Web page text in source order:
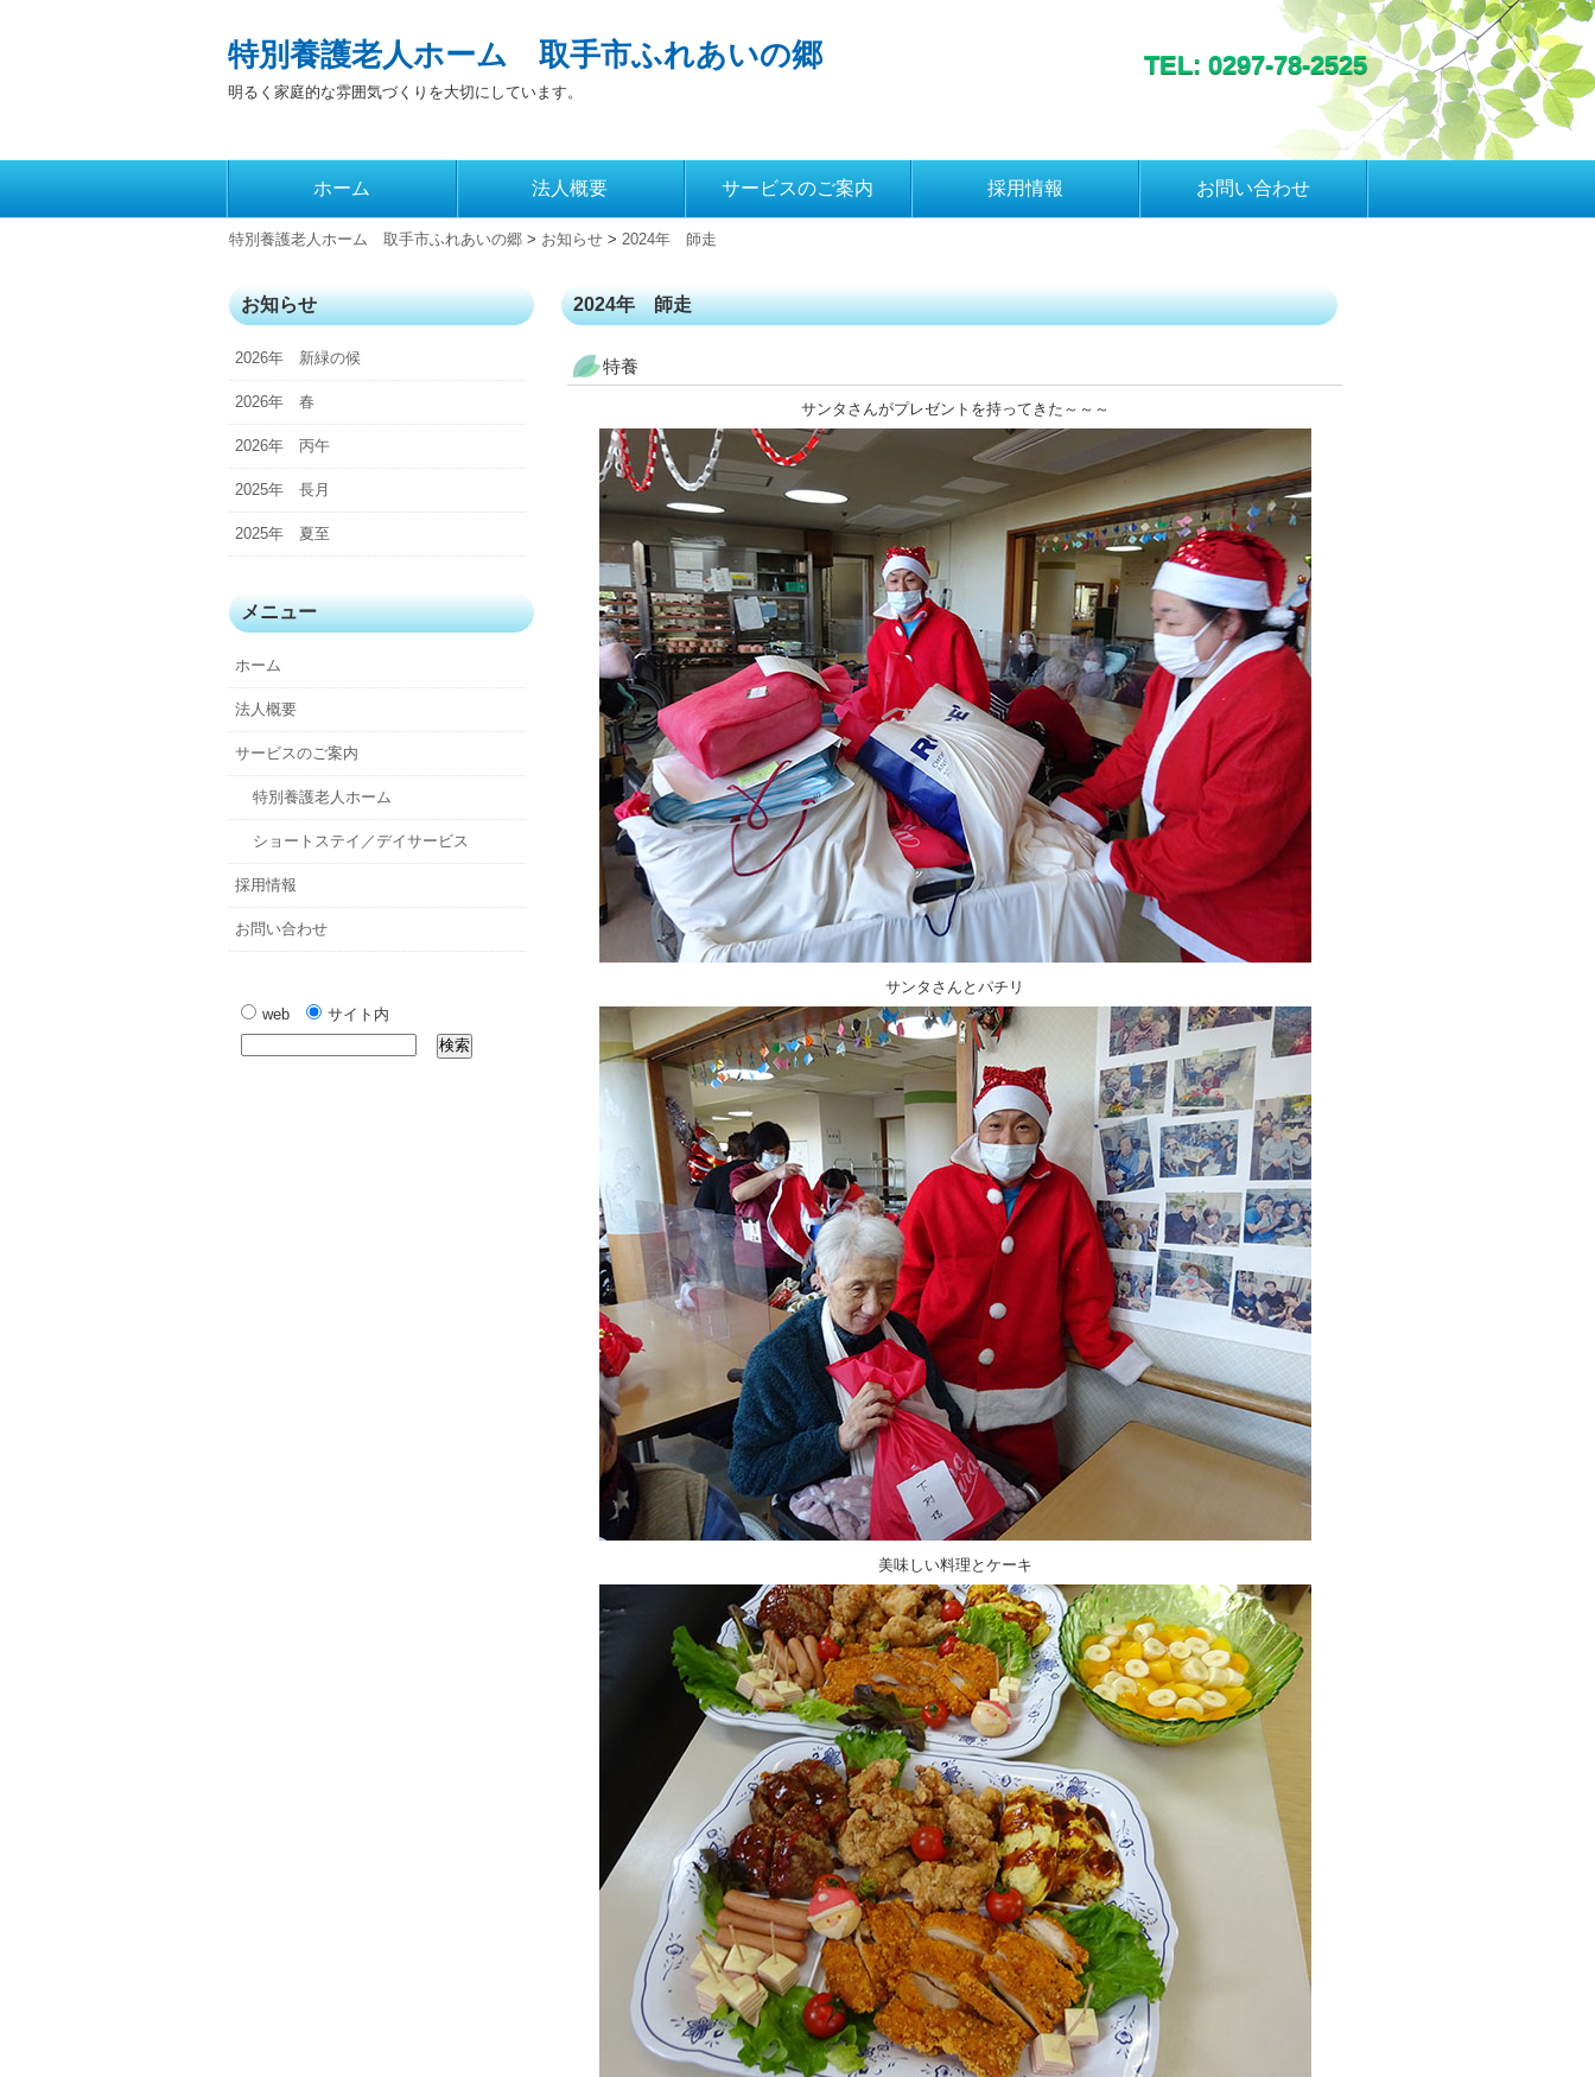
特別養護老人ホーム 取手市ふれあいの郷
明るく家庭的な雰囲気づくりを大切にしています。
TEL: 0297-78-2525
メインメニュー
テ
ツ
へ
移
ホーム 法人概要 サービスのご案内 採用情報 お問い合わせ
特別養護老人ホーム 取手市ふれあいの郷 > お知らせ > 2024年 師走
2024年 師走
特養
サンタさんがプレゼントを持ってきた～～～
サンタさんとパチリ
美味しい料理とケーキ
お知らせ
2026年 新緑の候
2026年 春
2026年 丙午
2025年 長月
2025年 夏至
メニュー
ホーム
法人概要
サービスのご案内
特別養護老人ホーム
ショートステイ／デイサービス
採用情報
お問い合わせ
web サイト内